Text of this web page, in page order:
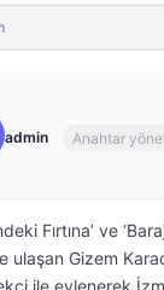
admin Anahtar
Fırtına’ ve
ulaşan Gizem
ile evlenerek